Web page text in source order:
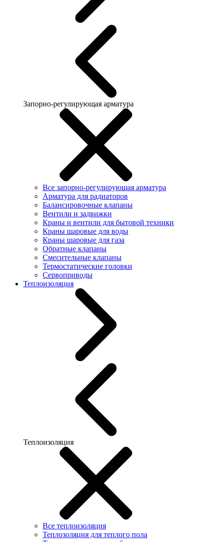
Запорно-регулирующая арматура
Все запорно-регулирующая арматура
Арматура для радиаторов
Балансировочные клапаны
Вентили и задвижки
Краны и вентили для бытовой техники
Краны шаровые для воды
Краны шаровые для газа
Обратные клапаны
Смесительные клапаны
Термостатические головки
Сервоприводы
Теплоизоляция
Теплоизоляция
Все теплоизоляция
Теплозоляция для теплого пола